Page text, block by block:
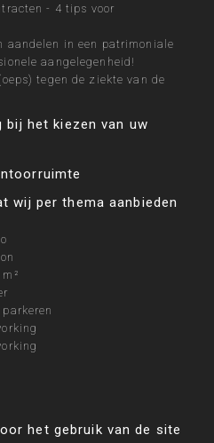
- 4 tips voor
aandelen in een patrimoniale
aangelegenheid!
tegen de ziekte van de
bij het kiezen van uw
wij per thema aanbieden
het gebruik van de site